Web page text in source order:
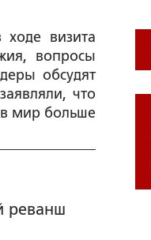
визита
вопросы
обсудят
что
в мир больше
реванш